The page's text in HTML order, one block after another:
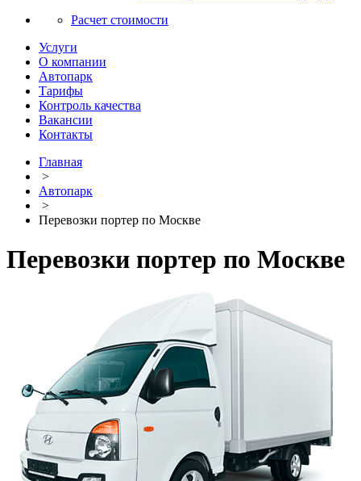
Расчет стоимости
Услуги
О компании
Автопарк
Тарифы
Контроль качества
Вакансии
Контакты
Главная
>
Автопарк
>
Перевозки портер по Москве
Перевозки портер по Москве